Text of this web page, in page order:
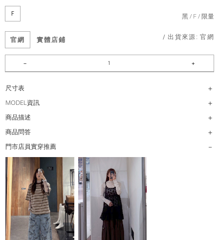
F 黑 F 限量
官網 實體店鋪 / 出貨來源:官網
尺寸表
MODEL資訊
商品描述
商品問答
門市店員實穿推薦